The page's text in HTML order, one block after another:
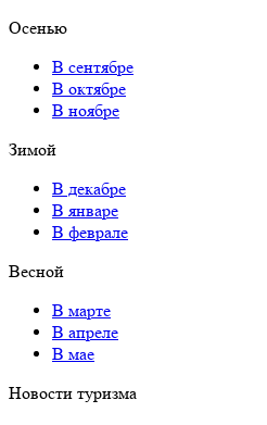
Осенью
В сентябре
В октябре
В ноябре
Зимой
В декабре
В январе
В феврале
Весной
В марте
В апреле
В мае
Новости туризма